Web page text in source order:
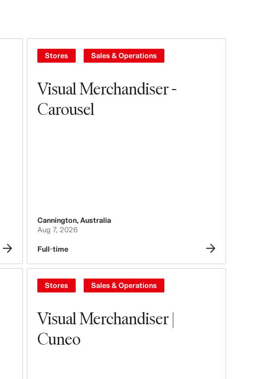
Visual Merchandiser -
Carousel
Stores Sales & Operations
Cannington, Australia
Aug 7, 2026
Full-time
Visual Merchandiser |
Cuneo
Stores Sales & Operations